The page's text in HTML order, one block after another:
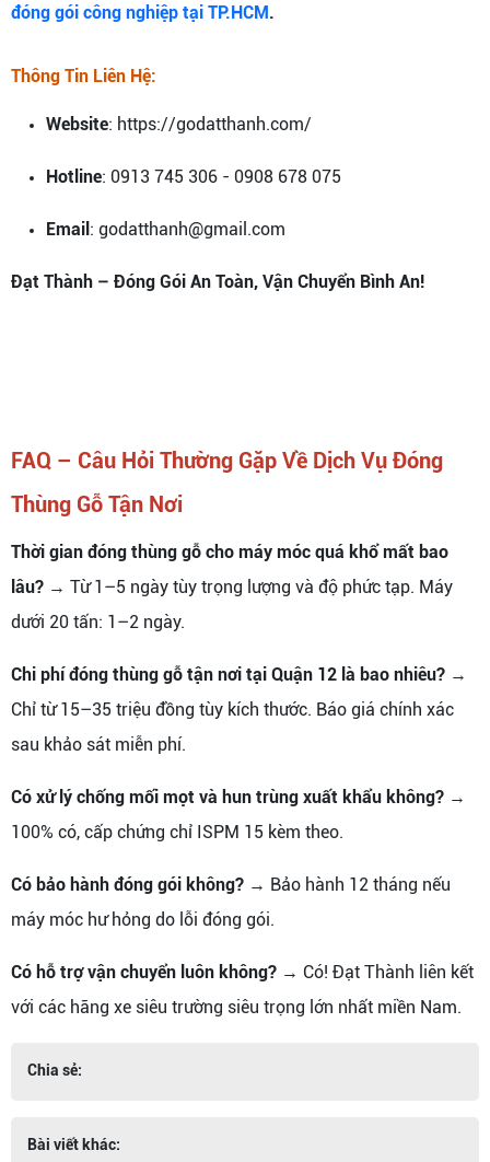
đóng gói công nghiệp tại TP.HCM.
Thông Tin Liên Hệ:
Website: https://godatthanh.com/
Hotline: 0913 745 306 - 0908 678 075
Email : godatthanh@gmail.com
Đạt Thành – Đóng Gói An Toàn, Vận Chuyển Bình An!
FAQ – Câu Hỏi Thường Gặp Về Dịch Vụ Đóng
Thùng Gỗ Tận Nơi
Thời gian đóng thùng gỗ cho máy móc quá khổ mất bao
lâu? → Từ 1–5 ngày tùy trọng lượng và độ phức tạp. Máy
dưới 20 tấn: 1–2 ngày.
Chi phí đóng thùng gỗ tận nơi tại Quận 12 là bao nhiêu? →
Chỉ từ 15–35 triệu đồng tùy kích thước. Báo giá chính xác
sau khảo sát miễn phí.
Có xử lý chống mối mọt và hun trùng xuất khẩu không? →
100% có, cấp chứng chỉ ISPM 15 kèm theo.
Có bảo hành đóng gói không? → Bảo hành 12 tháng nếu
máy móc hư hỏng do lỗi đóng gói.
Có hỗ trợ vận chuyển luôn không? → Có! Đạt Thành liên kết
với các hãng xe siêu trường siêu trọng lớn nhất miền Nam.
Chia sẻ:
Bài viết khác: